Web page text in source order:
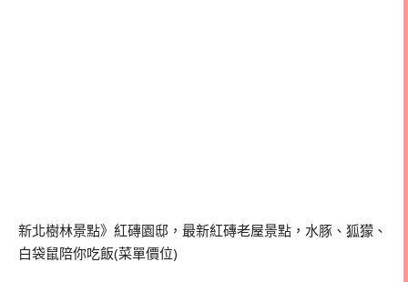
新北樹林景點》紅磚園邸，最新紅磚老屋景點，水豚、狐獴、
白袋鼠陪你吃飯(菜單價位)